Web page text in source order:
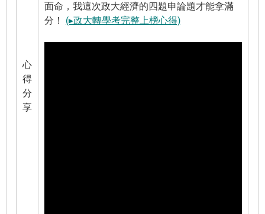
心
得
分
享
面命，我這次政大經濟的四題申論題才能拿滿
分！ (▸政大轉學考完整上榜心得)